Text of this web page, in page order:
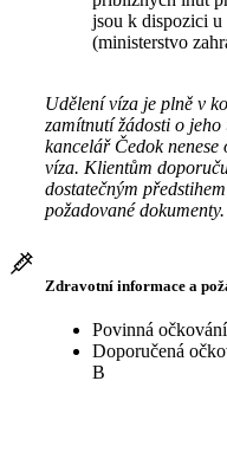
jsou k dispozici u
(ministerstvo
Udělení víza je plně v
zamítnutí žádosti o
kancelář Čedok
víza. Klientům
dostatečným
požadované dokumenty.
Zdravotní informace a
Povinná
Doporučená
B